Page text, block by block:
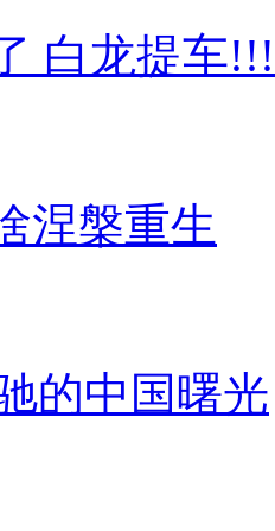
白龙提车
涅槃重生
的中国曙光